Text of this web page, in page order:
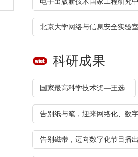
北京大学网络与信息安全实验
科研成果
国家最高科学技术奖—王选
告别纸与笔，迎来网络化、数
告别磁带，迈向数字化节目播